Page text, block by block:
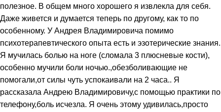
полезное. В общем много хорошего я извлекла для себя.
Даже живется и думается теперь по другому, как то по
особенному. У Андрея Владимировича помимо
психотерапевтического опыта есть и эзотерические знания.
Я мучилась болью на ноге (сломала 3 плюсневые кости),
особенно мучили боли ночью.,обезболивающие не
помогали,от силы чуть успокаивали на 2 часа.. Я
рассказала Андрею Владимировичу,с помощью практики по
телефону,боль исчезла. Я очень этому удивилась,просто